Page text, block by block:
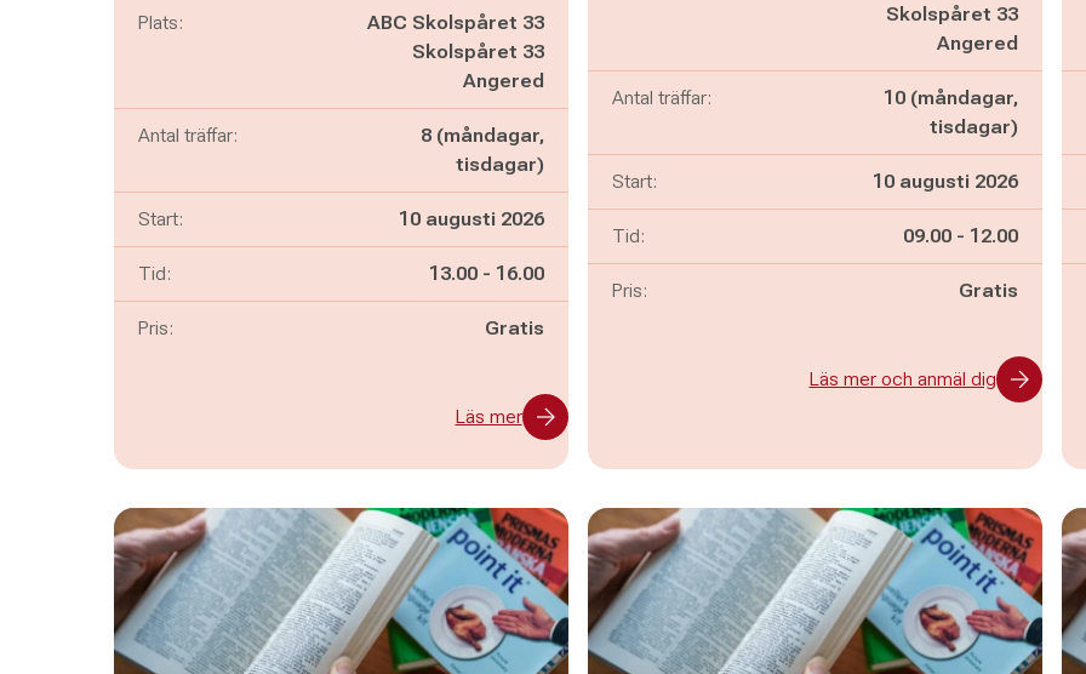
Plats:
ABC Skolspåret 33
Skolspåret 33
Angered
Antal träffar:
8 (måndagar,
tisdagar)
Start: 10 augusti 2026
Tid: Pågår mellan
13.00 - och
16.00
Pris: Gratis
Läs mer
Skolspåret 33
Angered
Antal träffar:
10 (måndagar,
tisdagar)
Start: 10 augusti 2026
Tid: Pågår mellan
09.00 - och
12.00
Pris: Gratis
Läs mer och anmäl dig